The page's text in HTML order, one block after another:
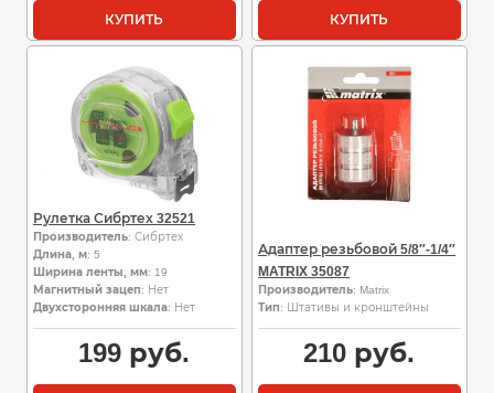
КУПИТЬ КУПИТЬ
Рулетка Сибртех 32521
Производитель: Сибртех
Длина, м: 5
Ширина ленты, мм: 19
Магнитный зацеп: Нет
Двухсторонняя шкала: Нет
199 руб.
Адаптер резьбовой 5/8″-1/4″
MATRIX 35087
Производитель: Matrix
Тип: Штативы и кронштейны
210 руб.